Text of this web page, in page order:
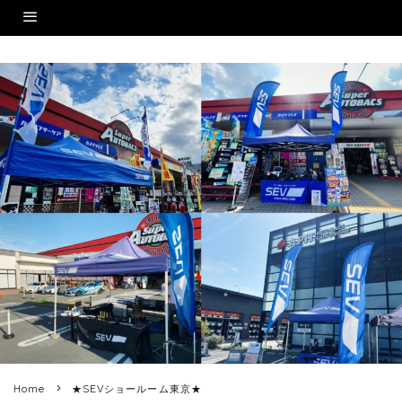
Home ★SEVショールーム東京★